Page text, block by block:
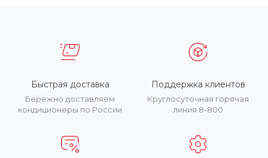
Быстрая доставка
Бережно доставляем
кондиционеры по России
Поддержка клиентов
Круглосуточная горячая
линия 8-800